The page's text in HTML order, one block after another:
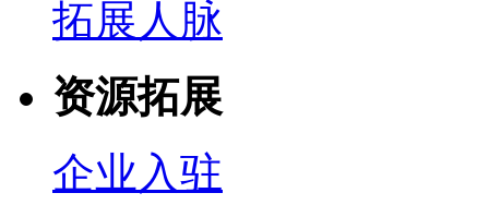
拓展人脉
资源拓展
企业入驻